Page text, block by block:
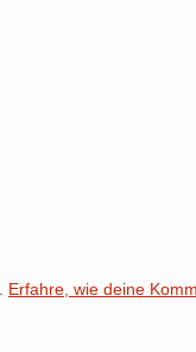
Erfahre, wie deine